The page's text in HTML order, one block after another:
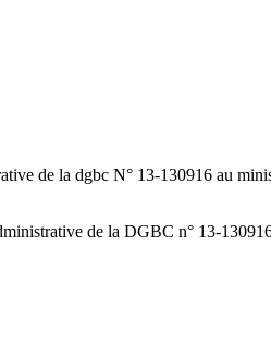
de la dgbc N° 13-130916 au
de la DGBC n° 13-